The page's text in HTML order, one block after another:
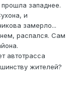
западнее.
и
замерло...
распался. Сам
автотрасса
жителей?